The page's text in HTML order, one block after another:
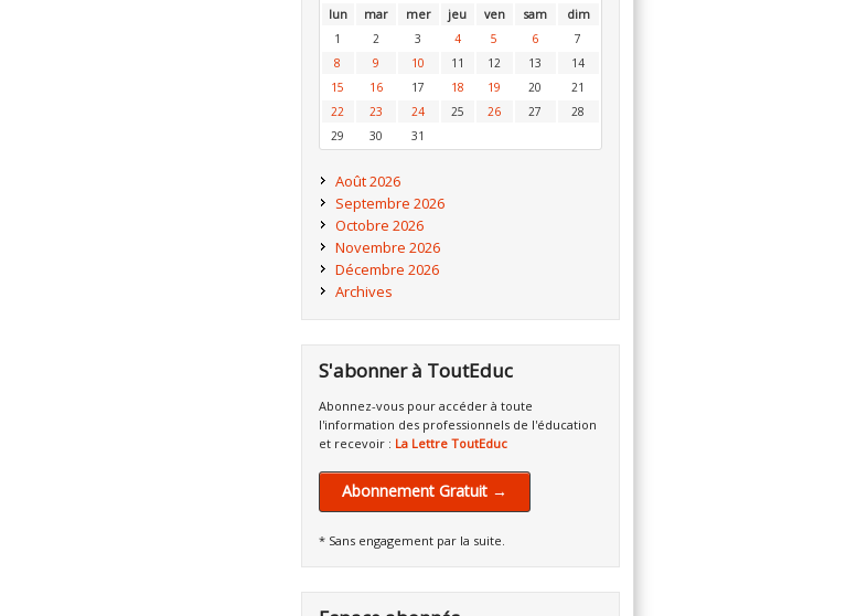
lun
mar mer jeu ven sam
dim
1
2 3 4 5 6
7
8
9 10 11 12 13
14
15
16 17 18 19 20
21
22
23 24 25 26 27
28
29
30 31
Août 2026
Septembre 2026
Octobre 2026
Novembre 2026
Décembre 2026
Archives
S'abonner à ToutEduc
Abonnez-vous pour accéder à toute
l'information des professionnels de l'éducation
et recevoir : La Lettre ToutEduc
Abonnement Gratuit →
* Sans engagement par la suite.